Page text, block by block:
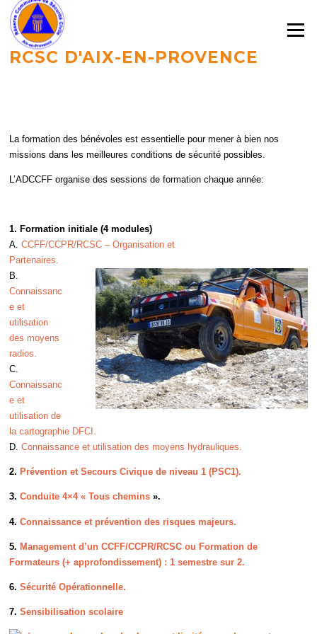
Aller
contenu
RCSC D'AIX-EN-PROVENCE
Menu
La formation des bénévoles est essentielle pour mener à bien nos
missions dans les meilleures conditions de sécurité possibles.
L’ADCCFF organise des sessions de formation chaque année:
1. Formation initiale (4 modules)
A.CCFF/CCPR/RCSC – Organisation et
Partenaires.
B.
Connaissanc
e et
utilisation
des moyens
radios.
C.
Connaissanc
e et
utilisation de
la cartographie DFCI.
D.Connaissance et utilisation des moyens hydrauliques.
2. Prévention et Secours Civique de niveau 1 (PSC1).
3.Conduite 4×4 « Tous chemins».
4.Connaissance et prévention des risques majeurs.
5.Management d’un CCFF/CCPR/RCSC ou Formation de
Formateurs (+ approfondissement) : 1 semestre sur 2.
6.Sécurité Opérationnelle.
7.Sensibilisation scolaire